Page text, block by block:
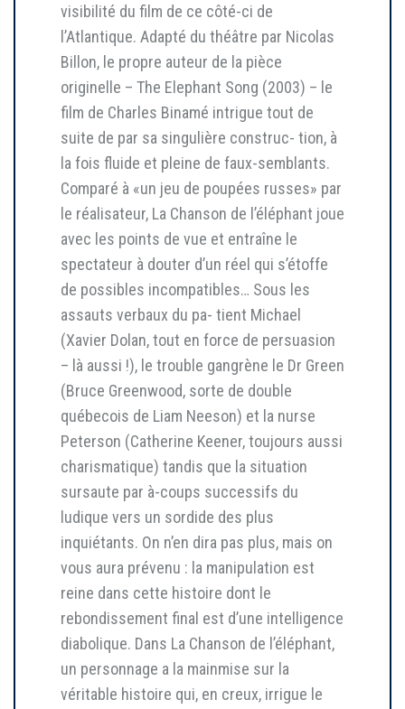
visibilité du film de ce côté-ci de
l’Atlantique. Adapté du théâtre par Nicolas
Billon, le propre auteur de la pièce
originelle – The Elephant Song (2003) – le
film de Charles Binamé intrigue tout de
suite de par sa singulière construc- tion, à
la fois fluide et pleine de faux-semblants.
Comparé à «un jeu de poupées russes» par
le réalisateur, La Chanson de l’éléphant joue
avec les points de vue et entraîne le
spectateur à douter d’un réel qui s’étoffe
de possibles incompatibles… Sous les
assauts verbaux du pa- tient Michael
(Xavier Dolan, tout en force de persuasion
– là aussi !), le trouble gangrène le Dr Green
(Bruce Greenwood, sorte de double
québecois de Liam Neeson) et la nurse
Peterson (Catherine Keener, toujours aussi
charismatique) tandis que la situation
sursaute par à-coups successifs du
ludique vers un sordide des plus
inquiétants. On n’en dira pas plus, mais on
vous aura prévenu : la manipulation est
reine dans cette histoire dont le
rebondissement final est d’une intelligence
diabolique. Dans La Chanson de l’éléphant,
un personnage a la mainmise sur la
véritable histoire qui, en creux, irrigue le